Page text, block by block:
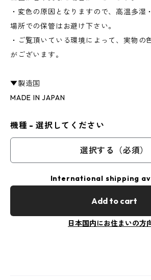
・変色の原因となりますので、高温多湿
場所での保管はお避け下さい。
・ご覧頂いている環境によって、実物の
がございます。
▼製造国
MADE IN JAPAN
機種 - 選択してください
選択する（必須）
International shipping
Add to cart
日本国内にお住まいの方